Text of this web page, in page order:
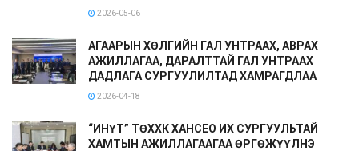
2026-05-06
АГААРЫН ХӨЛГИЙН ГАЛ УНТРААХ, АВРАХ
АЖИЛЛАГАА, ДАРАЛТТАЙ ГАЛ УНТРААХ
ДАДЛАГА СУРГУУЛИЛТАД ХАМРАГДЛАА
2026-04-18
“ИНҮТ” ТӨХХК ХАНСЕО ИХ СУРГУУЛЬТАЙ
ХАМТЫН АЖИЛЛАГААГАА ӨРГӨЖҮҮЛНЭ